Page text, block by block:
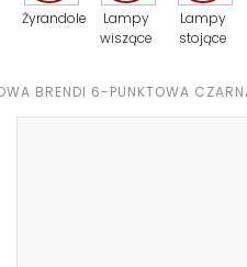
Żyrandole
Lampy
wiszące
Lampy
stojące
BRENDI 6-PUNKTOWA